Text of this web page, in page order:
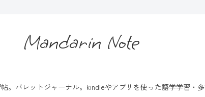
Mandarin Note
。バレットジャーナル。kindleやアプリを使った語学学習・